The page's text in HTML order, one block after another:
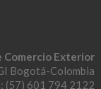
Comercio Exterior
Bogotá-Colombia
(57) 601 794 2122